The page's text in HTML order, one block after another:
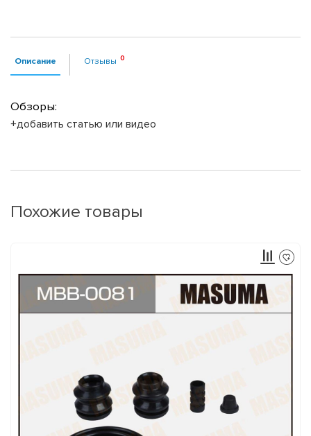
Описание Отзывы
Обзоры:
+добавить статью или видео
Похожие товары